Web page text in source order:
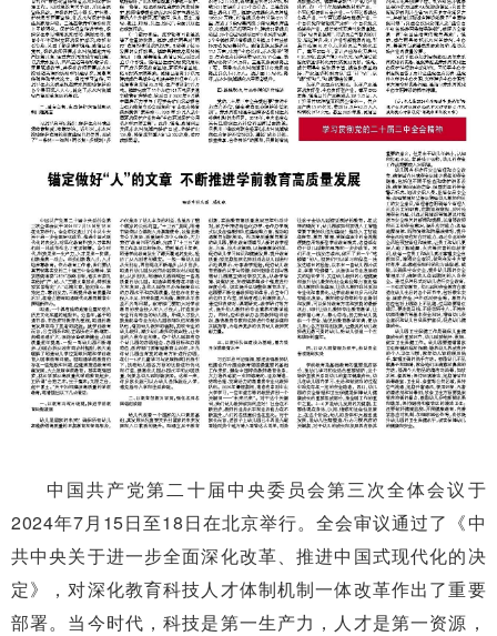
中国共产党第二十届中央委员会第三次全体会议于
2024年7月15日至18日在北京举行。全会审议通过了《中
共中央关于进一步全面深化改革、推进中国式现代化的决
定》，对深化教育科技人才体制机制一体改革作出了重要
部署。当今时代，科技是第一生产力，人才是第一资源，